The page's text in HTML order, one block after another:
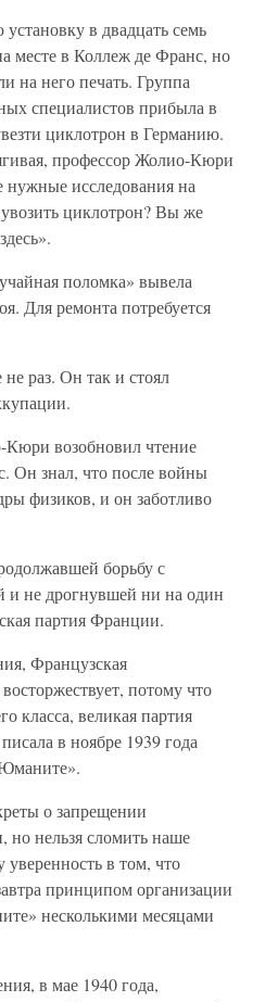
в двадцать семь
месте в Коллеж де Франс, но
на него печать. Группа
специалистов прибыла в
циклотрон в Германию.
профессор Жолио-Кюри
нужные исследования на
циклотрон? Вы же
поломка» вывела
Для ремонта потребуется
раз. Он так и стоял
возобновил чтение
Он знал, что после войны
физиков, и он заботливо
борьбу с
и не дрогнувшей ни на один
партия Франции.
Французская
потому что
класса, великая партия
в ноябре 1939 года
о запрещении
но нельзя сломить наше
в том, что
принципом организации
несколькими месяцами
в мае 1940 года,